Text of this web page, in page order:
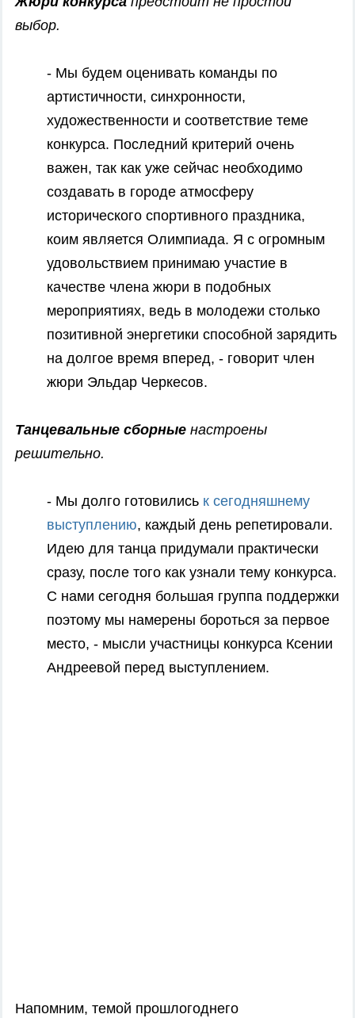
выбор.
- Мы будем оценивать команды по
артистичности, синхронности,
художественности и соответствие теме
конкурса. Последний критерий очень
важен, так как уже сейчас необходимо
создавать в городе атмосферу
исторического спортивного праздника,
коим является Олимпиада. Я с огромным
удовольствием принимаю участие в
качестве члена жюри в подобных
мероприятиях, ведь в молодежи столько
позитивной энергетики способной зарядить
на долгое время вперед, - говорит член
жюри Эльдар Черкесов.
Танцевальные сборные настроены
решительно.
- Мы долго готовились к сегодняшнему
выступлению, каждый день репетировали.
Идею для танца придумали практически
сразу, после того как узнали тему конкурса.
С нами сегодня большая группа поддержки
поэтому мы намерены бороться за первое
место, - мысли участницы конкурса Ксении
Андреевой перед выступлением.
Напомним, темой прошлогоднего